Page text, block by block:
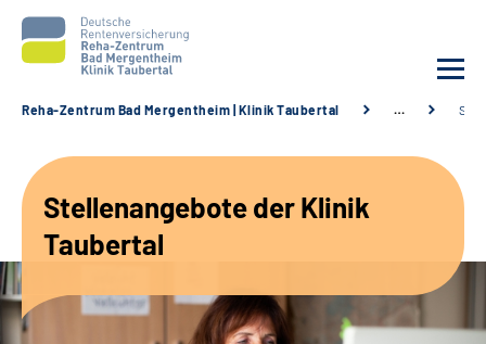
Unsere Angebote
Karriere
Reha-Zentrum Bad Mergentheim | Klinik Taubertal …
Stellenangebote der Klinik
Taubertal